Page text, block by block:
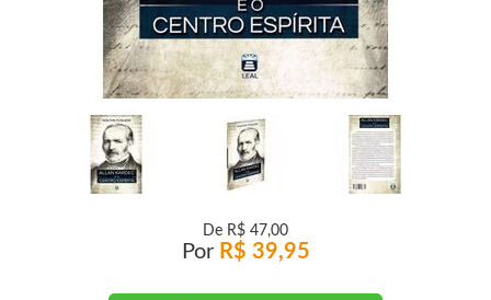
De R$ 47,00
Por R$ 39,95